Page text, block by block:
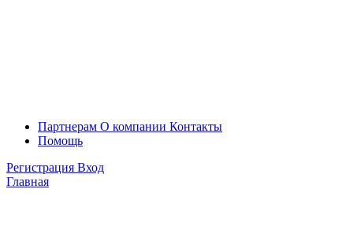
Партнерам О компании Контакты
Помощь
Регистрация Вход
Главная